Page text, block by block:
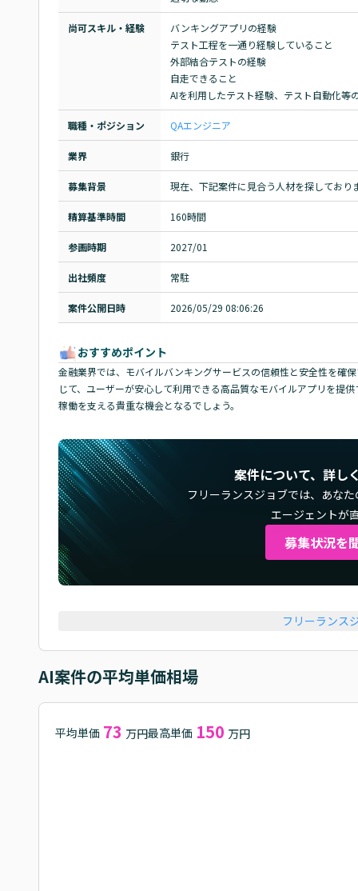
尚可スキル・経験
バンキングアプリの経験
テスト工程を一通り経験していること
外部結合テストの経験
自走できること
AIを利用したテスト経験、テスト自動化等
職種・ポジション QAエンジニア
業界 銀行
募集背景 現在、下記案件に見合う人材を探しており
精算基準時間 160時間
参画時期 2027/01
出社頻度 常駐
案件公開日時 2026/05/29 08:06:26
おすすめポイント
金融業界では、モバイルバンキングサービスの信頼性と安全性を確
じて、ユーザーが安心して利用できる高品質なモバイルアプリを提
稼働を支える貴重な機会となるでしょう。
案件について、詳し
フリーランスジョブでは、 あな
エージェントが
募集状況を
フリーランス
AI案件の平均単価相場
平均単価 73 万円最高単価 150 万円